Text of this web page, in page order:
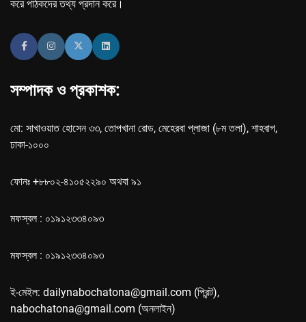
করে পাঠকদের তথ্য প্রদান করে।
সম্পাদক ও প্রকাশক:
মো: সাখাওয়াত হোসেন ৩৩, তোপখানা রোড, মেহেরবা প্লাজা (৮ম তলা), শাহবাগ,
ঢাকা-১০০০
ফোনঃ +৮৮০২-৪১০৫২২৯০ অথবা ৯১
মফস্বল : ০১৯১২৩৩৪০৯৩
মফস্বল : ০১৯১২৩৩৪০৯৩
ই-মেইল: dailynabochatona@gmail.com (প্রিন্ট),
nabochatona@gmail.com (অনলাইন)